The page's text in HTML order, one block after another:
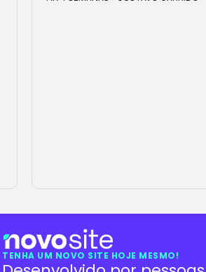
TENHA UM NOVO SITE HOJE MESMO!